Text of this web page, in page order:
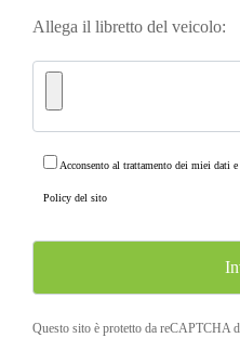
Allega il libretto del veicolo:
Acconsento al trattamento dei miei dati
Policy del sito
Questo sito è protetto da reCAPTCHA